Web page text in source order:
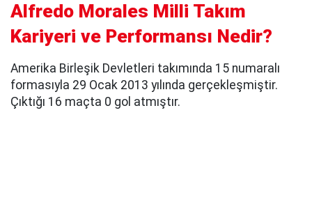
Alfredo Morales Milli Takım
Kariyeri ve Performansı Nedir?
Amerika Birleşik Devletleri takımında 15 numaralı
formasıyla 29 Ocak 2013 yılında gerçekleşmiştir.
Çıktığı 16 maçta 0 gol atmıştır.